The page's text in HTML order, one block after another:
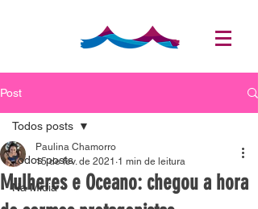
Post
Todos posts
Na Mídia
Todos posts
Mulheres e Oceano: chegou a hora
Paulina Chamorro
15 de fev. de 2021 1 min de leitura